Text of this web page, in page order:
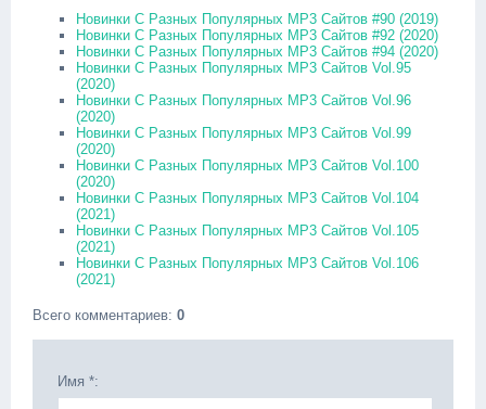
Новинки С Разных Популярных MP3 Сайтов #90 (2019)
Новинки С Разных Популярных MP3 Сайтов #92 (2020)
Новинки С Разных Популярных MP3 Сайтов #94 (2020)
Новинки С Разных Популярных MP3 Сайтов Vol.95
(2020)
Новинки С Разных Популярных MP3 Сайтов Vol.96
(2020)
Новинки С Разных Популярных MP3 Сайтов Vol.99
(2020)
Новинки С Разных Популярных MP3 Сайтов Vol.100
(2020)
Новинки С Разных Популярных MP3 Сайтов Vol.104
(2021)
Новинки С Разных Популярных MP3 Сайтов Vol.105
(2021)
Новинки С Разных Популярных MP3 Сайтов Vol.106
(2021)
Всего комментариев: 0
Имя *: